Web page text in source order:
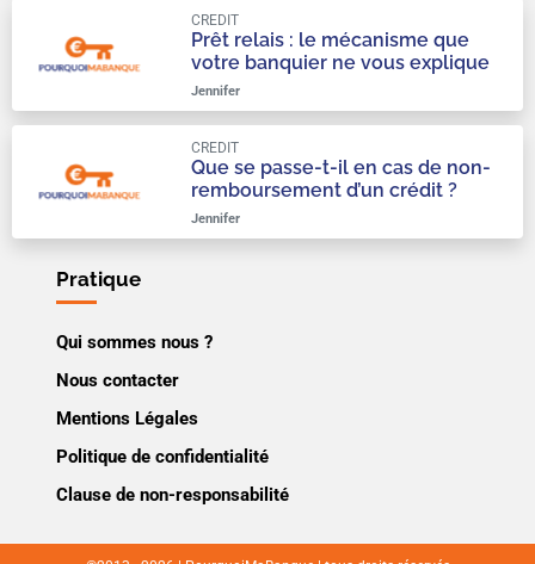
Prêt relais : le mécanisme que
votre banquier ne vous explique
qu’à moitié
CREDIT
Jennifer
Que se passe-t-il en cas de non-
remboursement d’un crédit ?
CREDIT
Jennifer
Pratique
Qui sommes nous ?
Nous contacter
Mentions Légales
Politique de confidentialité
Clause de non-responsabilité